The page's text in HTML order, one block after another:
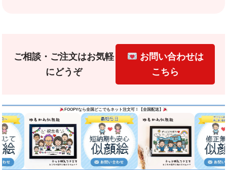
ご相談・ご注文はお気軽
にどうぞ
お問い合わせは
こちら
FOOPYなら全国どこでもネット注文可！【全国配送】